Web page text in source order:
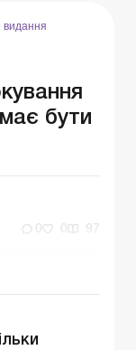
видання
бути
0 0 97